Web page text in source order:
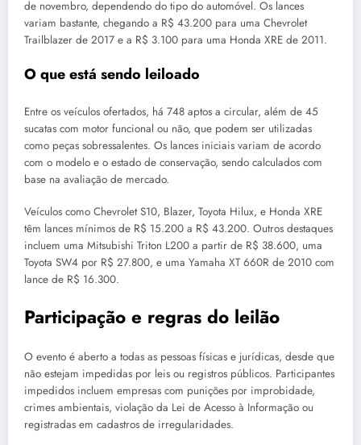
de novembro, dependendo do tipo do automóvel. Os lances
variam bastante, chegando a R$ 43.200 para uma Chevrolet
Trailblazer de 2017 e a R$ 3.100 para uma Honda XRE de 2011.
O que está sendo leiloado
Entre os veículos ofertados, há 748 aptos a circular, além de 45
sucatas com motor funcional ou não, que podem ser utilizadas
como peças sobressalentes. Os lances iniciais variam de acordo
com o modelo e o estado de conservação, sendo calculados com
base na avaliação de mercado.
Veículos como Chevrolet S10, Blazer, Toyota Hilux, e Honda XRE
têm lances mínimos de R$ 15.200 a R$ 43.200. Outros destaques
incluem uma Mitsubishi Triton L200 a partir de R$ 38.600, uma
Toyota SW4 por R$ 27.800, e uma Yamaha XT 660R de 2010 com
lance de R$ 16.300.
Participação e regras do leilão
O evento é aberto a todas as pessoas físicas e jurídicas, desde que
não estejam impedidas por leis ou registros públicos. Participantes
impedidos incluem empresas com punições por improbidade,
crimes ambientais, violação da Lei de Acesso à Informação ou
registradas em cadastros de irregularidades.